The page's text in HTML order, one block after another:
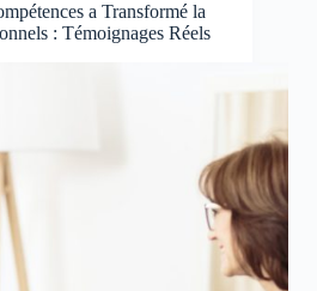
a Transformé la
: Témoignages Réels